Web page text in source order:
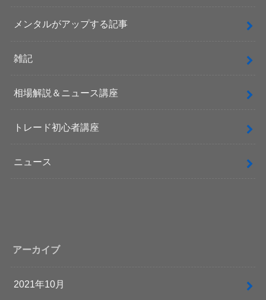
メンタルがアップする記事
雑記
相場解説＆ニュース講座
トレード初心者講座
ニュース
アーカイブ
2021年10月